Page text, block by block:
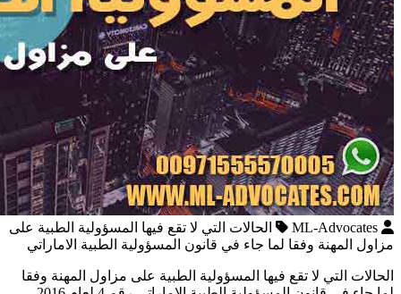
ML-Advocates
الحالات التي لا تقع فيها المسؤولية الطبية على
مزاول المهنة وفقا لما جاء في قانون المسؤولية الطبية الاماراتي
الحالات التي لا تقع فيها المسؤولية الطبية على مزاول المهنة وفقا